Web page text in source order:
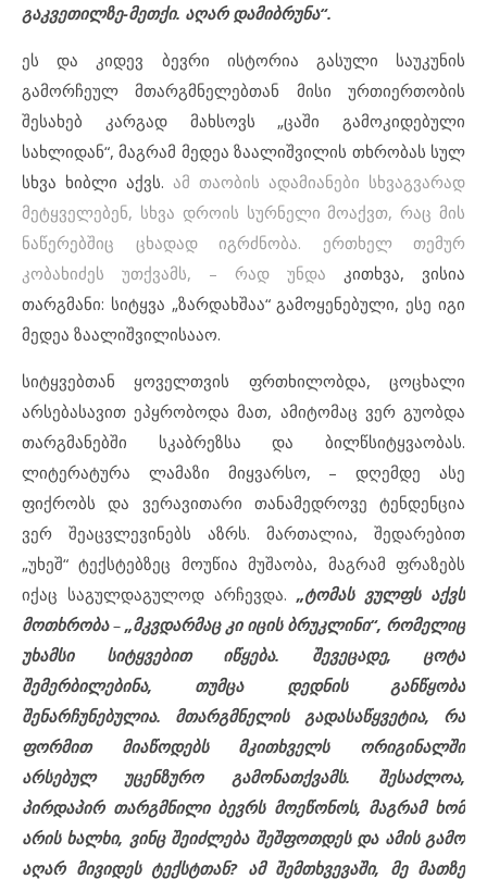
გაკვეთილზე-მეთქი. აღარ დამიბრუნა“.
ეს და კიდევ ბევრი ისტორია გასული საუკუნის
გამორჩეულ მთარგმნელებთან მისი ურთიერთობის
შესახებ კარგად მახსოვს „ცაში გამოკიდებული
სახლიდან“, მაგრამ მედეა ზაალიშვილის თხრობას სულ
სხვა ხიბლი აქვს. ამ თაობის ადამიანები სხვაგვარად
მეტყველებენ, სხვა დროის სურნელი მოაქვთ, რაც მის
ნაწერებშიც ცხადად იგრძნობა. ერთხელ თემურ
კობახიძეს უთქვამს, – რად უნდა კითხვა, ვისია
თარგმანი: სიტყვა „ზარდახშაა“ გამოყენებული, ესე იგი
მედეა ზაალიშვილისააო.
სიტყვებთან ყოველთვის ფრთხილობდა, ცოცხალი
არსებასავით ეპყრობოდა მათ, ამიტომაც ვერ გუობდა
თარგმანებში სკაბრეზსა და ბილწსიტყვაობას.
ლიტერატურა ლამაზი მიყვარსო, – დღემდე ასე
ფიქრობს და ვერავითარი თანამედროვე ტენდენცია
ვერ შეაცვლევინებს აზრს. მართალია, შედარებით
„უხეშ“ ტექსტებზეც მოუწია მუშაობა, მაგრამ ფრაზებს
იქაც საგულდაგულოდ არჩევდა. „ტომას ვულფს აქვს
მოთხრობა– „მკვდარმაც კი იცის ბრუკლინი“, რომელიც
უხამსი სიტყვებით იწყება. შევეცადე, ცოტა
შემერბილებინა, თუმცა დედნის განწყობა
შენარჩუნებულია. მთარგმნელის გადასაწყვეტია, რა
ფორმით მიაწოდებს მკითხველს ორიგინალში
არსებულ უცენზურო გამონათქვამს. შესაძლოა,
პირდაპირ თარგმნილი ბევრს მოეწონოს, მაგრამ ხომ
არის ხალხი, ვინც შეიძლება შეშფოთდეს და ამის გამო
აღარ მივიდეს ტექსტთან? ამ შემთხვევაში, მე მათზე